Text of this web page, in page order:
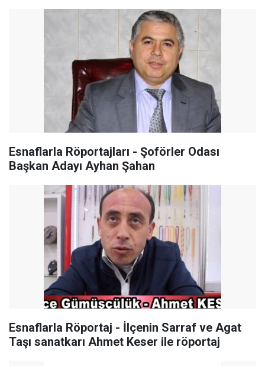
Esnaflarla Röportajları - Şoförler Odası
Başkan Adayı Ayhan Şahan
Esnaflarla Röportaj - İlçenin Sarraf ve Agat
Taşı sanatkarı Ahmet Keser ile röportaj